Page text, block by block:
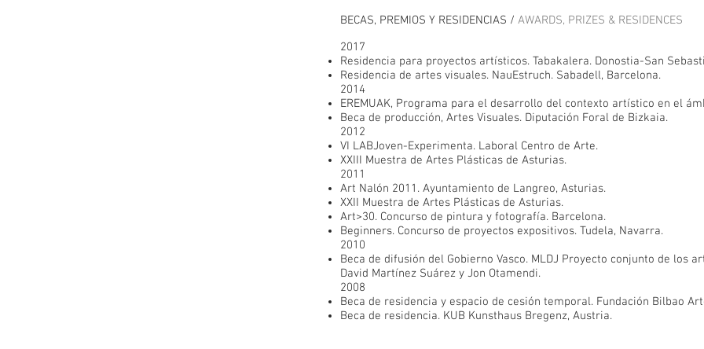
BECAS, PREMIOS Y RESIDENCIAS / AWARDS, PRIZES & RESIDENCES
2017
Residencia para proyectos artísticos. Tabakalera. Donostia-San
Residencia de artes visuales. NauEstruch. Sabadell, Barcelona.
2014
EREMUAK, Programa para el desarrollo del contexto artístico en el
Beca de producción, Artes Visuales. Diputación Foral de Bizkaia.
2012
VI LABJoven-Experimenta. Laboral Centro de Arte.
XXIII Muestra de Artes Plásticas de Asturias.
2011
Art Nalón 2011. Ayuntamiento de Langreo, Asturias.
XXII Muestra de Artes Plásticas de Asturias.
Art>30. Concurso de pintura y fotografía. Barcelona.
Beginners. Concurso de proyectos expositivos. Tudela, Navarra.
2010
Beca de difusión del Gobierno Vasco. MLDJ Proyecto conjunto de los
David Martínez Suárez y Jon Otamendi.
2008
Beca de residencia y espacio de cesión temporal. Fundación Bilbao
Beca de residencia. KUB Kunsthaus Bregenz, Austria.